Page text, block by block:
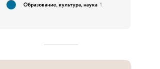
Образование, культура, наука 1